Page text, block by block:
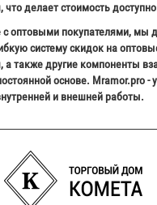
что делает стоимость
с оптовыми покупателями, мы
систему скидок на
а также другие компоненты
основе. Mramor.pro -
и внешней работы.